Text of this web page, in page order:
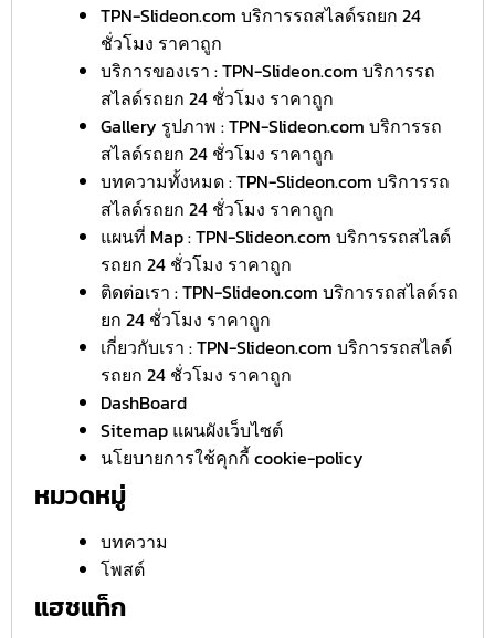
TPN-Slideon.com บริการรถสไลด์รถยก 24
ชั่วโมง ราคาถูก
บริการของเรา : TPN-Slideon.com บริการรถ
สไลด์รถยก 24 ชั่วโมง ราคาถูก
Gallery รูปภาพ : TPN-Slideon.com บริการรถ
สไลด์รถยก 24 ชั่วโมง ราคาถูก
บทความทั้งหมด : TPN-Slideon.com บริการรถ
สไลด์รถยก 24 ชั่วโมง ราคาถูก
แผนที่ Map : TPN-Slideon.com บริการรถสไลด์
รถยก 24 ชั่วโมง ราคาถูก
ติดต่อเรา : TPN-Slideon.com บริการรถสไลด์รถ
ยก 24 ชั่วโมง ราคาถูก
เกี่ยวกับเรา : TPN-Slideon.com บริการรถสไลด์
รถยก 24 ชั่วโมง ราคาถูก
DashBoard
Sitemap แผนผังเว็บไซต์
นโยบายการใช้คุกกี้ cookie-policy
หมวดหมู่
บทความ
โพสต์
แฮชแท็ก